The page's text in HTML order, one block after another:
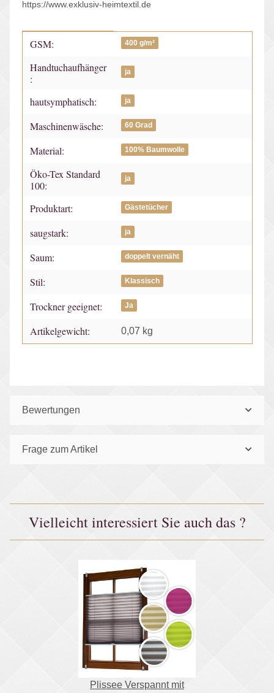
https://www.exklusiv-heimtextil.de
Produkteigenschaft
Wert
GSM: 400 g/m²
Handtuchaufhänger
:
ja
hautsymphatisch: ja
Maschinenwäsche: 60 Grad
Material: 100% Baumwolle
Öko-Tex Standard
100:
ja
Produktart: Gästetücher
saugstark: ja
Saum: doppelt vernäht
Stil: Klassisch
Trockner geeignet: Ja
Artikelgewicht: 0,07 kg
Bewertungen
Frage zum Artikel
Vielleicht interessiert Sie auch das ?
Plissee Verspannt mit